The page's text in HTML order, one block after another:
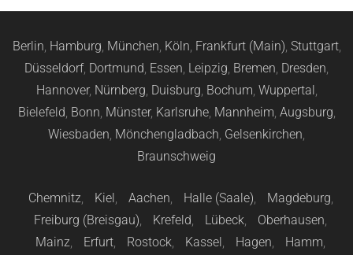
Berlin, Hamburg, München, Köln, Frankfurt (Main), Stuttgart,
Düsseldorf, Dortmund, Essen, Leipzig, Bremen, Dresden,
Hannover, Nürnberg, Duisburg, Bochum, Wuppertal,
Bielefeld, Bonn, Münster, Karlsruhe, Mannheim, Augsburg,
Wiesbaden, Mönchengladbach, Gelsenkirchen,
Braunschweig
Chemnitz, Kiel, Aachen, Halle (Saale), Magdeburg,
Freiburg (Breisgau), Krefeld, Lübeck, Oberhausen,
Mainz, Erfurt, Rostock, Kassel, Hagen, Hamm,